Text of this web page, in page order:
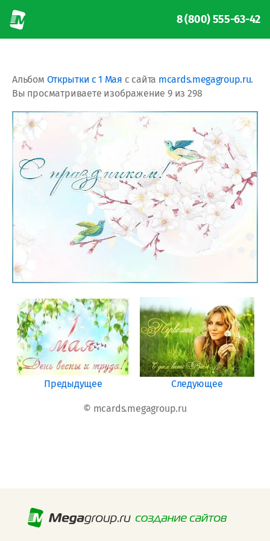
8 (800) 555-63-42
Альбом Открытки с 1 Мая с сайта mcards.megagroup.ru.
Вы просматриваете изображение 9 из 298
Предыдущее Следующее
© mcards.megagroup.ru